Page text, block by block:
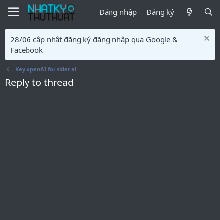
Đăng nhập Đăng ký
28/06 cập nhật đăng ký đăng nhập qua Google &
Facebook
Key openAI for sider.ai
Reply to thread